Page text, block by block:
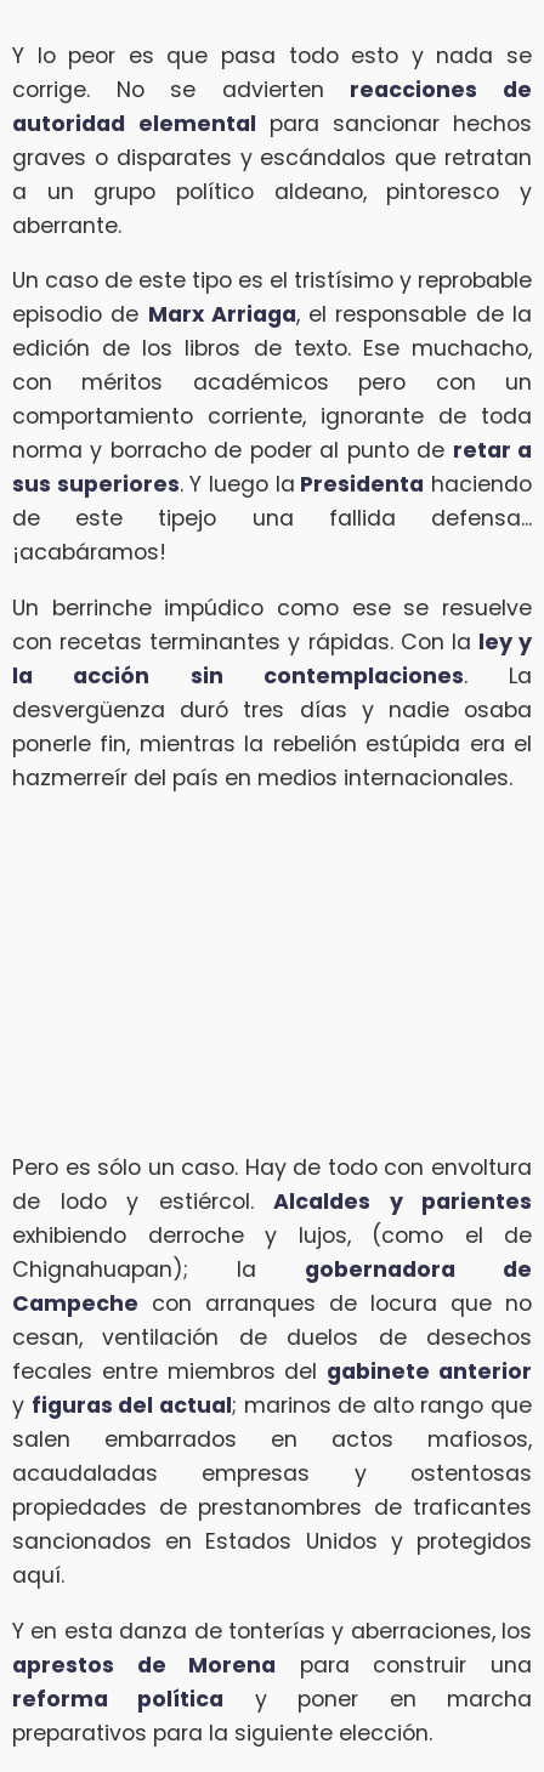
Y lo peor es que pasa todo esto y nada se
corrige. No se advierten reacciones de
autoridad elemental para sancionar hechos
graves o disparates y escándalos que retratan
a un grupo político aldeano, pintoresco y
aberrante.
Un caso de este tipo es el tristísimo y reprobable
episodio de Marx Arriaga, el responsable de la
edición de los libros de texto. Ese muchacho,
con méritos académicos pero con un
comportamiento corriente, ignorante de toda
norma y borracho de poder al punto de retar a
sus superiores. Y luego la Presidenta haciendo
de este tipejo una fallida defensa...
¡acabáramos!
Un berrinche impúdico como ese se resuelve
con recetas terminantes y rápidas. Con la ley y
la acción sin contemplaciones. La
desvergüenza duró tres días y nadie osaba
ponerle fin, mientras la rebelión estúpida era el
hazmerreír del país en medios internacionales.
Pero es sólo un caso. Hay de todo con envoltura
de lodo y estiércol. Alcaldes y parientes
exhibiendo derroche y lujos, (como el de
Chignahuapan); la gobernadora de
Campeche con arranques de locura que no
cesan, ventilación de duelos de desechos
fecales entre miembros del gabinete anterior
y figuras del actual; marinos de alto rango que
salen embarrados en actos mafiosos,
acaudaladas empresas y ostentosas
propiedades de prestanombres de traficantes
sancionados en Estados Unidos y protegidos
aquí.
Y en esta danza de tonterías y aberraciones, los
aprestos de Morena para construir una
reforma política y poner en marcha
preparativos para la siguiente elección.